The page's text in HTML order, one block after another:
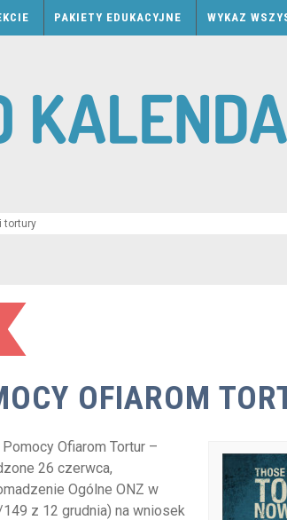
PAKIETY EDUKACYJNE WYKAZ
tortury
OFIAROM
Ofiarom Tortur –
26 czerwca,
Ogólne ONZ w
z 12 grudnia) na wniosek